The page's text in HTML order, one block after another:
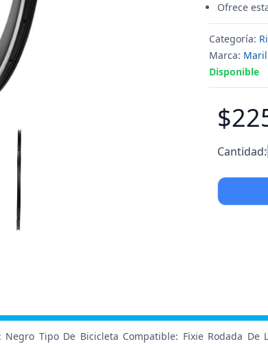
Ofrece
Categoría:
Marca:
Disponible
Cantidad:
Tipo De Bicicleta Compatible: Fixie Rodada